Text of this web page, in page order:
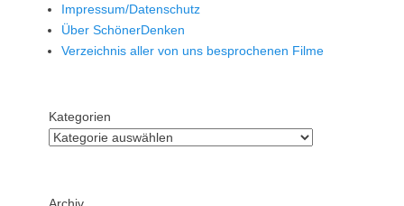
Impressum/Datenschutz
Über SchönerDenken
Verzeichnis aller von uns besprochenen Filme
Kategorien